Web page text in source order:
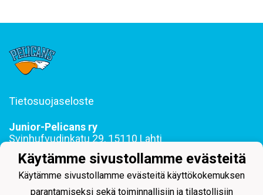
Tietosuojaseloste
Junior-Pelicans ry
Svinhufvudinkatu 29, 15110 Lahti
044 255 1975 toimisto@juniorpelicans.fi
Toimisto avoinna ma-pe klo 9-15
Käytämme sivustollamme evästeitä
Käytämme sivustollamme evästeitä käyttökokemuksen
parantamiseksi sekä toiminnallisiin ja tilastollisiin